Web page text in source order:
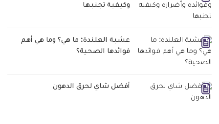
وكيفية تجنبها
عشبة العلندة: ما هي؟ وما هي أهم
فوائدها الصحية؟
أفضل شاي لحرق الدهون